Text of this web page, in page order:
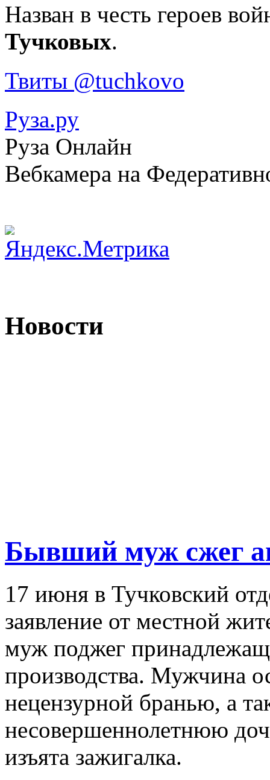
Назван в честь героев
Тучковых.
Твиты @tuchkovo
Руза.ру
Руза Онлайн
Вебкамера на
Новости
Бывший муж сжег
17 июня в Тучковский
заявление от местной
муж поджег
производства. Мужчина
нецензурной бранью, а
несовершеннолетнюю
изъята зажигалка.